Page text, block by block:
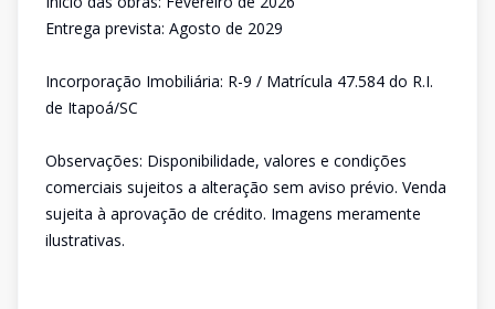
Entrega prevista: Agosto de 2029
Incorporação Imobiliária: R-9 / Matrícula 47.584 do R.I.
de Itapoá/SC
Observações: Disponibilidade, valores e condições
comerciais sujeitos a alteração sem aviso prévio. Venda
sujeita à aprovação de crédito. Imagens meramente
ilustrativas.